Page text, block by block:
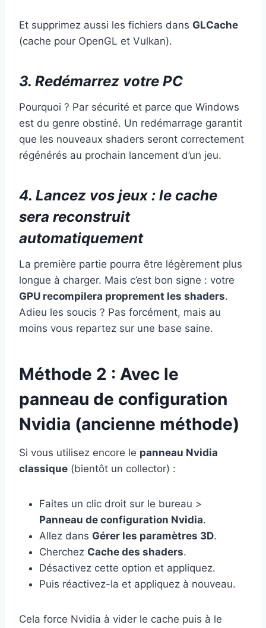
Et supprimez aussi les fichiers dans GLCache
(cache pour OpenGL et Vulkan).
3. Redémarrez votre PC
Pourquoi ? Par sécurité et parce que Windows
est du genre obstiné. Un redémarrage garantit
que les nouveaux shaders seront correctement
régénérés au prochain lancement d’un jeu.
4. Lancez vos jeux : le cache
sera reconstruit
automatiquement
La première partie pourra être légèrement plus
longue à charger. Mais c’est bon signe : votre
GPU recompilera proprement les shaders.
Adieu les soucis ? Pas forcément, mais au
moins vous repartez sur une base saine.
Méthode 2 : Avec le
panneau de configuration
Nvidia (ancienne méthode)
Si vous utilisez encore le panneau Nvidia
classique (bientôt un collector) :
Faites un clic droit sur le bureau >
Panneau de configuration Nvidia.
Allez dans Gérer les paramètres 3D.
Cherchez Cache des shaders.
Désactivez cette option et appliquez.
Puis réactivez-la et appliquez à nouveau.
Cela force Nvidia à vider le cache puis à le